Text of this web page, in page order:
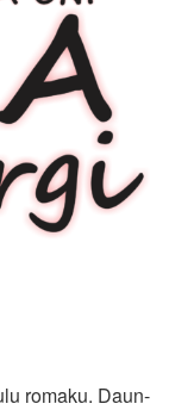
romaku. Daun-